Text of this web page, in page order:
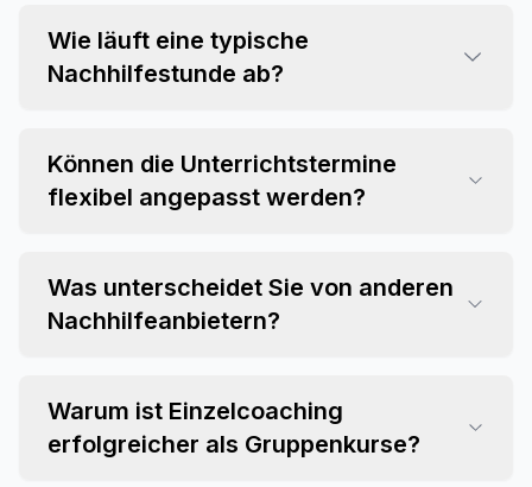
Wie läuft eine typische
Nachhilfestunde ab?
Können die Unterrichtstermine
flexibel angepasst werden?
Was unterscheidet Sie von anderen
Nachhilfeanbietern?
Warum ist Einzelcoaching
erfolgreicher als Gruppenkurse?